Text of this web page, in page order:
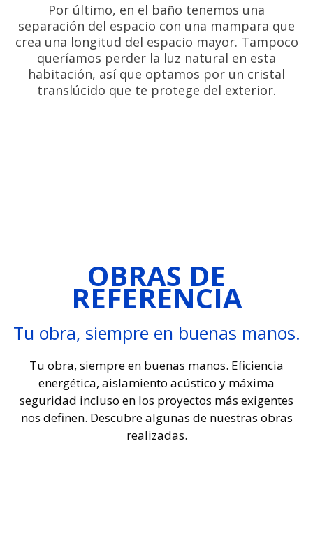
Por último, en el baño tenemos una
separación del espacio con una mampara que
crea una longitud del espacio mayor. Tampoco
queríamos perder la luz natural en esta
habitación, así que optamos por un cristal
translúcido que te protege del exterior.
OBRAS DE
REFERENCIA
Tu obra, siempre en buenas manos.
Tu obra, siempre en buenas manos. Eficiencia
energética, aislamiento acústico y máxima
seguridad incluso en los proyectos más exigentes
nos definen. Descubre algunas de nuestras obras
realizadas.